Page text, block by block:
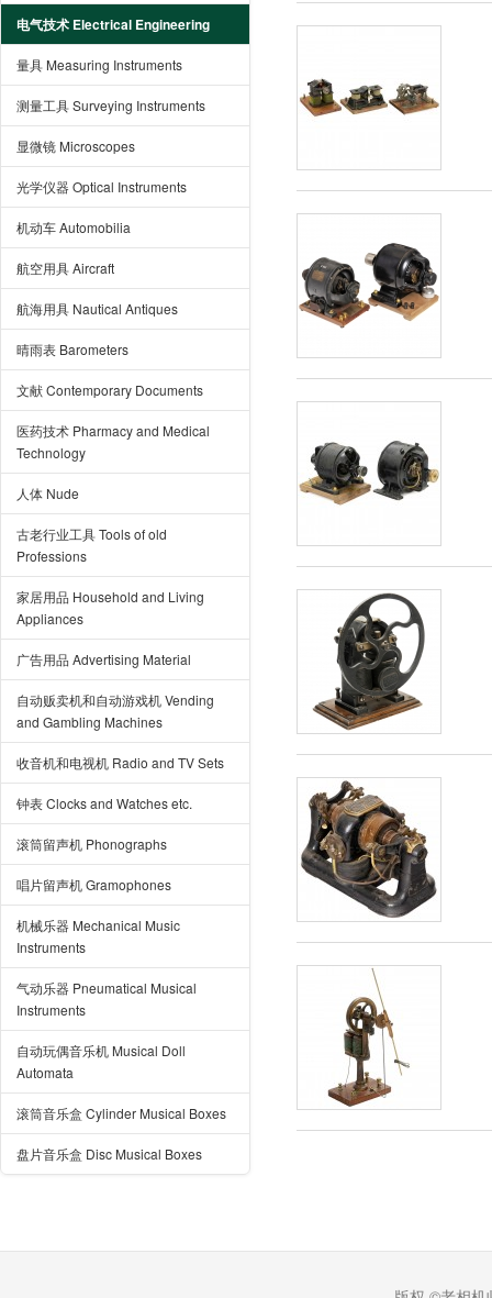
电气技术 Electrical Engineering
量具 Measuring Instruments
测量工具 Surveying Instruments
显微镜 Microscopes
光学仪器 Optical Instruments
机动车 Automobilia
航空用具 Aircraft
航海用具 Nautical Antiques
晴雨表 Barometers
文献 Contemporary Documents
医药技术 Pharmacy and Medical
Technology
人体 Nude
古老行业工具 Tools of old
Professions
家居用品 Household and Living
Appliances
广告用品 Advertising Material
自动贩卖机和自动游戏机 Vending
and Gambling Machines
收音机和电视机 Radio and TV Sets
钟表 Clocks and Watches etc.
滚筒留声机 Phonographs
唱片留声机 Gramophones
机械乐器 Mechanical Music
Instruments
气动乐器 Pneumatical Musical
Instruments
自动玩偶音乐机 Musical Doll
Automata
滚筒音乐盒 Cylinder Musical Boxes
盘片音乐盒 Disc Musical Boxes